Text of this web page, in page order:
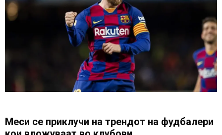
Меси се приклучи на трендот на фудбалери